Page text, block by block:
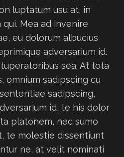
luptatum usu at, in
Mea ad invenire
eu dolorum albucius
adversarium id.
sea. At tota
omnium sadipscing cu
sadipscing,
id, te his dolor
platonem, nec sumo
te molestie dissentiunt
ne, at velit nominati